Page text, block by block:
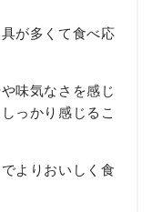
が多くて食べ応
味気なさを感じ
っかり感じるこ
よりおいしく食